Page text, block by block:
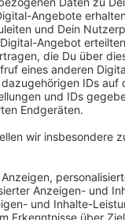
Das
der Telefonnummer
Veröffentlicht:
Anzeige